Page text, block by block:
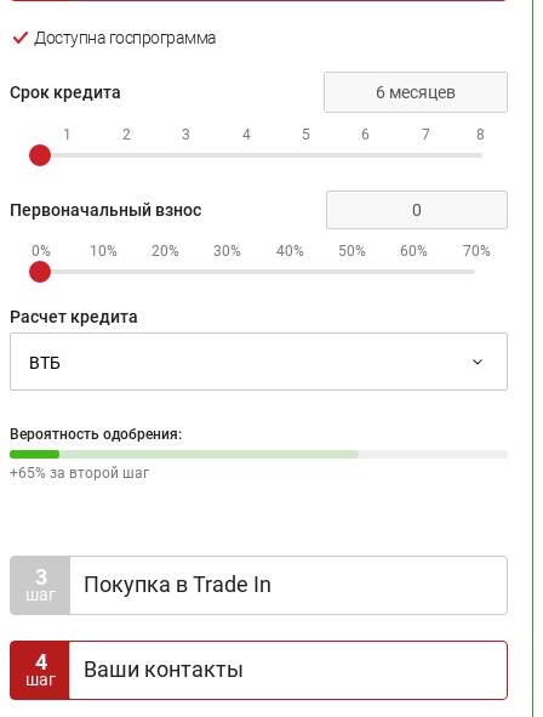
Доступна госпрограмма
Срок кредита
1 2 3 4 5 6 7 8
Первоначальный взнос
0% 10% 20% 30% 40% 50% 60% 70%
Расчет кредита
Вероятность одобрения:
+65% за второй шаг
3
шаг Покупка в Trade In
4
шаг Ваши контакты